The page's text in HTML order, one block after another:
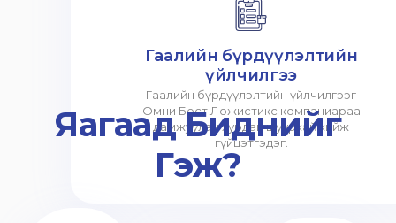
Гаалийн бүрдүүлэлтийн
үйлчилгээ
Гаалийн бүрдүүлэлтийн үйлчилгээг
Омни Бест Ложистикс компаниараа
дамжуулан хурдан шуурхай хийж
гүйцэтгэдэг.
Яагаад Биднийг
Гэж?